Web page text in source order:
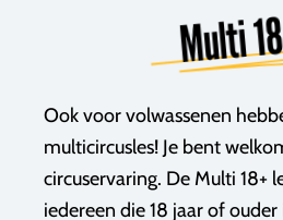
Multi
Ook voor volwassenen
multicircusles! Je bent
circuservaring. De Multi 18+
iedereen die 18 jaar of ouder